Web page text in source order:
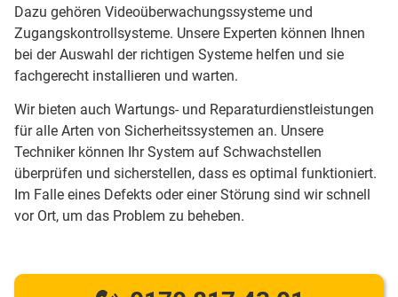
Dazu gehören Videoüberwachungssysteme und
Zugangskontrollsysteme. Unsere Experten können Ihnen
bei der Auswahl der richtigen Systeme helfen und sie
fachgerecht installieren und warten.
Wir bieten auch Wartungs- und Reparaturdienstleistungen
für alle Arten von Sicherheitssystemen an. Unsere
Techniker können Ihr System auf Schwachstellen
überprüfen und sicherstellen, dass es optimal funktioniert.
Im Falle eines Defekts oder einer Störung sind wir schnell
vor Ort, um das Problem zu beheben.